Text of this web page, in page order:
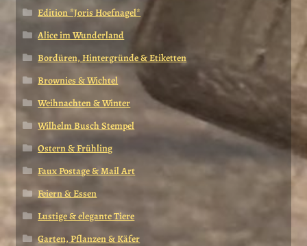
Edition *Joris Hoefnagel*
Alice im Wunderland
Bordüren, Hintergründe & Etiketten
Brownies & Wichtel
Weihnachten & Winter
Wilhelm Busch Stempel
Ostern & Frühling
Faux Postage & Mail Art
Feiern & Essen
Lustige & elegante Tiere
Garten, Pflanzen & Käfer